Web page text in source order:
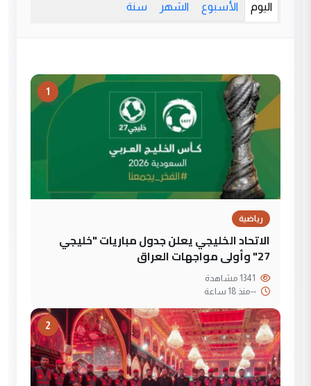
اليوم الأسبوع الشهر سنة
1
رياضية
الاتحاد الخليجي يعلن جدول مباريات "خليجي
27" وأولى مواجهات العراق
--منذ 18 ساعة
2